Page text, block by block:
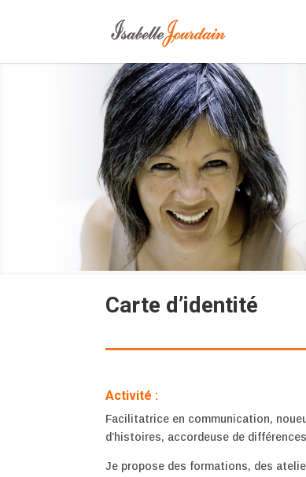
Carte d’identité
Activité :
Facilitatrice en communication,
d’histoires, accordeuse de
Je propose des formations, des